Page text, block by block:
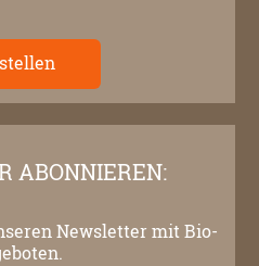
ABONNIEREN:
Newsletter mit Bio-